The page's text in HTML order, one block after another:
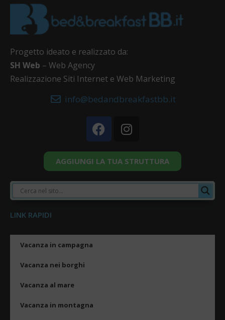
Progetto ideato e realizzato da:
SH Web – Web Agency
Realizzazione Siti Internet e Web Marketing
info@bedandbreakfastbb.it
AGGIUNGI LA TUA STRUTTURA
LINK RAPIDI
Vacanza in campagna
Vacanza nei borghi
Vacanza al mare
Vacanza in montagna